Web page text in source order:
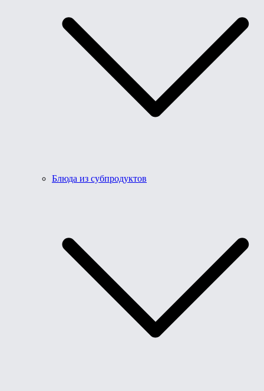
Блюда из субпродуктов